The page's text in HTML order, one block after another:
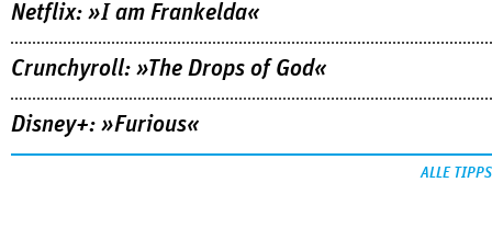
Netflix: »I am Frankelda«
Crunchyroll: »The Drops of God«
Disney+: »Furious«
ALLE TIPPS